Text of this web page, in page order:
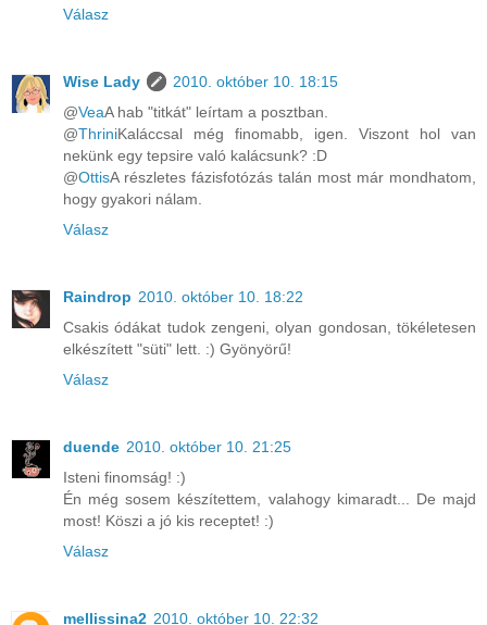
Válasz
Wise Lady
2010. október 10. 18:15
@VeaA hab "titkát" leírtam a posztban.
@ThriniKaláccsal még finomabb, igen. Viszont hol van
nekünk egy tepsire való kalácsunk? :D
@OttisA részletes fázisfotózás talán most már mondhatom,
hogy gyakori nálam.
Válasz
Raindrop 2010. október 10. 18:22
Csakis ódákat tudok zengeni, olyan gondosan, tökéletesen
elkészített "süti" lett. :) Gyönyörű!
Válasz
duende 2010. október 10. 21:25
Isteni finomság! :)
Én még sosem készítettem, valahogy kimaradt... De majd
most! Köszi a jó kis receptet! :)
Válasz
mellissina2 2010. október 10. 22:32